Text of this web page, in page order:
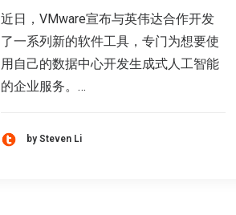
近日，VMware宣布与英伟达合作开发
了一系列新的软件工具，专门为想要使
用自己的数据中心开发生成式人工智能
的企业服务。…
by Steven Li